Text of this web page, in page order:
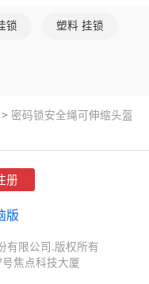
锁 塑料 挂锁
> 密码锁安全绳可伸缩头盔
册
版
限公司.版权所有
焦点科技大厦